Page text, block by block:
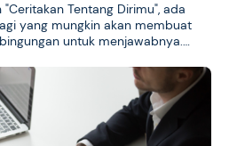
Tentang Dirimu", ada
yang mungkin akan membuat
untuk menjawabnya.…